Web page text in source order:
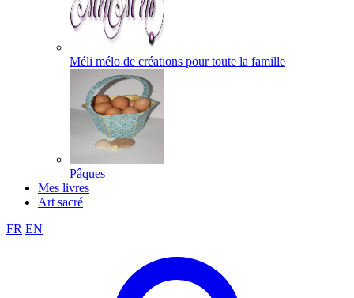
Méli mélo de créations pour toute la famille
Pâques
Mes livres
Art sacré
FR EN